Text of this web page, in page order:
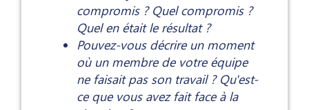
compromis ? Quel compromis ?
Quel en était le résultat ?
Pouvez-vous décrire un moment
où un membre de votre équipe
ne faisait pas son travail ? Qu'est-
ce que vous avez fait face à la